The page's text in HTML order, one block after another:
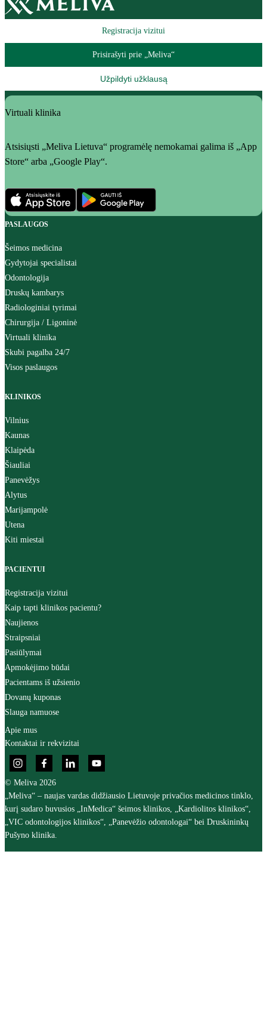
Registracija vizitui
Prisirašyti prie „Meliva“
Užpildyti užklausą
Virtuali klinika
Atsisiųsti „Meliva Lietuva“ programėlę nemokamai galima iš „App
Store“ arba „Google Play“.
PASLAUGOS
Šeimos medicina
Gydytojai specialistai
Odontologija
Druskų kambarys
Radiologiniai tyrimai
Chirurgija / Ligoninė
Virtuali klinika
Skubi pagalba 24/7
Visos paslaugos
KLINIKOS
Vilnius
Kaunas
Klaipėda
Šiauliai
Panevėžys
Alytus
Marijampolė
Utena
Kiti miestai
PACIENTUI
Registracija vizitui
Kaip tapti klinikos pacientu?
Naujienos
Straipsniai
Pasiūlymai
Apmokėjimo būdai
Pacientams iš užsienio
Dovanų kuponas
Slauga namuose
Apie mus
Kontaktai ir rekvizitai
© Meliva 2026
„Meliva“ – naujas vardas didžiausio Lietuvoje privačios medicinos tinklo,
kurį sudaro buvusios „InMedica“ šeimos klinikos, „Kardiolitos klinikos“,
„VIC odontologijos klinikos“, „Panevėžio odontologai“ bei Druskininkų
Pušyno klinika.